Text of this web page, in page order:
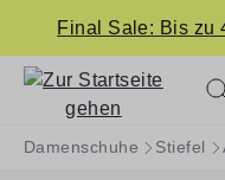
springen
Final Sale: Bis zu
Damenschuhe Stiefel